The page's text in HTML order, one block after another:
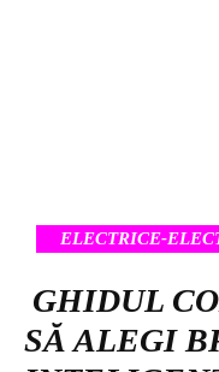
ELECTRICE-
GHIDUL
SĂ ALEGI